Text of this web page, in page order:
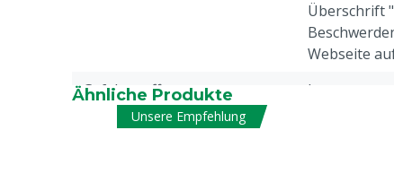
Überschrift
Webseite
Gefahrstoff
Ja
Tierarten
Ähnliche Produkte
Unsere Empfehlung